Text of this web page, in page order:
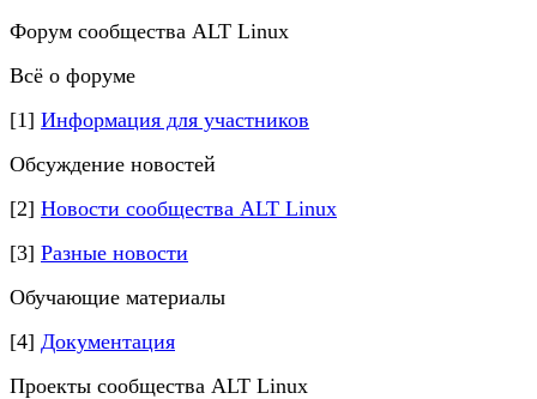
Форум сообщества ALT Linux
Всё о форуме
[1] Информация для участников
Обсуждение новостей
[2] Новости сообщества ALT Linux
[3] Разные новости
Обучающие материалы
[4] Документация
Проекты сообщества ALT Linux